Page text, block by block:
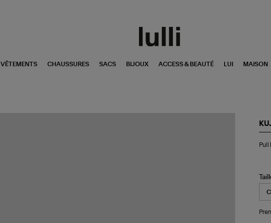
VÊTEMENTS CHAUSSURES SACS BIJOUX ACCESS & BEAUTÉ LUI MAISON
Pull